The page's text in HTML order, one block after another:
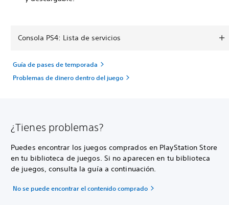
Consola PS4: Lista de servicios
Guía de pases de temporada
Problemas de dinero dentro del juego
¿Tienes problemas?
Puedes encontrar los juegos comprados en PlayStation Store
en tu biblioteca de juegos. Si no aparecen en tu biblioteca
de juegos, consulta la guía a continuación.
No se puede encontrar el contenido comprado